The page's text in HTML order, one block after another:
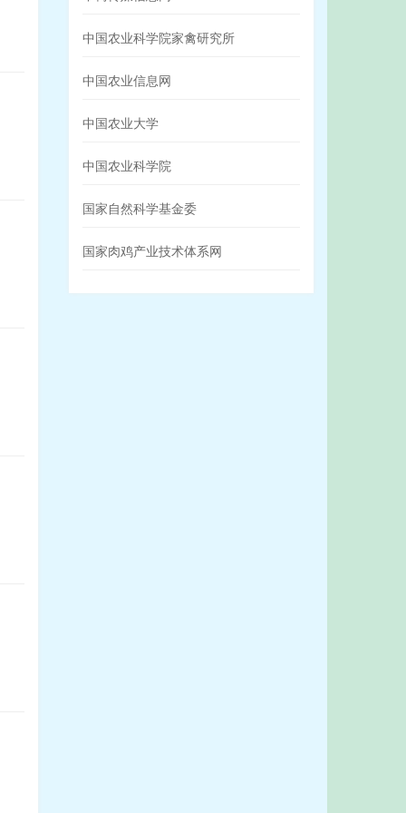
中国农业科学院家禽研究所
中国农业信息网
中国农业大学
中国农业科学院
国家自然科学基金委
国家肉鸡产业技术体系网